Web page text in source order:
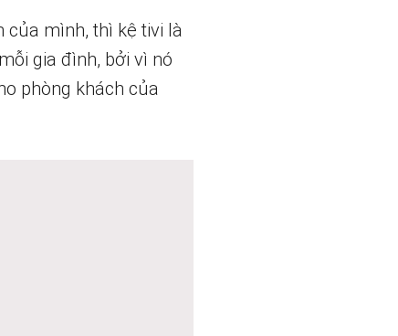
mình, thì kệ tivi là
gia đình, bởi vì nó
phòng khách của